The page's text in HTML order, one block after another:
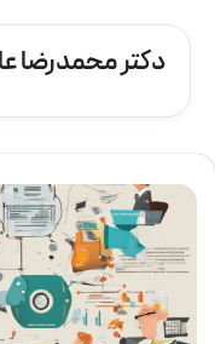
دکتر محمدرضا